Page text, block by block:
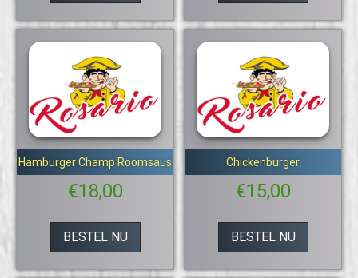
Hamburger Champ Roomsaus
€18,00
BESTEL NU
Chickenburger
€15,00
BESTEL NU